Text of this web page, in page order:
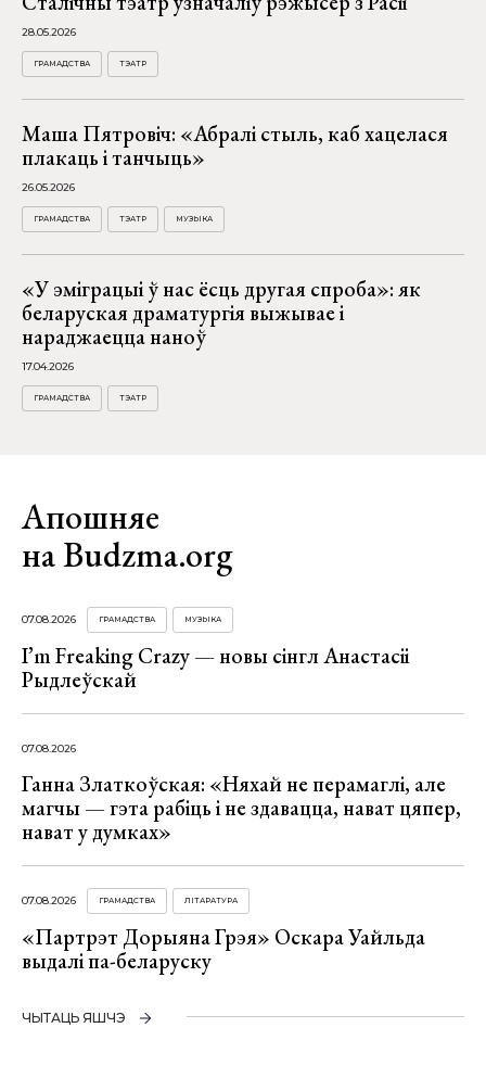
28.05.2026
ГРАМАДСТВА ТЭАТР
Маша Пятровіч: «Абралі стыль, каб хацелася
плакаць і танчыць»
26.05.2026
ГРАМАДСТВА ТЭАТР МУЗЫКА
«У эміграцыі ў нас ёсць другая спроба»: як
беларуская драматургія выжывае і
нараджаецца наноў
17.04.2026
ГРАМАДСТВА ТЭАТР
Апошняе
на Budzma.org
07.08.2026 ГРАМАДСТВА МУЗЫКА
I’m Freaking Crazy — новы сінгл Анастасіі
Рыдлеўскай
07.08.2026
Ганна Златкоўская: «Няхай не перамаглі, але
магчы — гэта рабіць і не здавацца, нават цяпер,
нават у думках»
07.08.2026 ГРАМАДСТВА ЛІТАРАТУРА
«Партрэт Дорыяна Грэя» Оскара Уайльда
выдалі па-беларуску
ЧЫТАЦЬ ЯШЧЭ